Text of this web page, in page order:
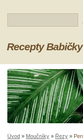
Recepty
Úvod » Moučníky » Řezy »